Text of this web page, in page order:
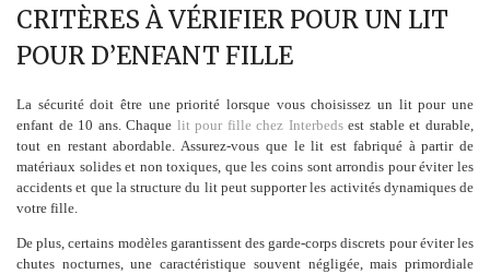
CRITÈRES À VÉRIFIER POUR UN LIT
POUR D’ENFANT FILLE
La sécurité doit être une priorité lorsque vous choisissez un lit pour une
enfant de 10 ans. Chaque lit pour fille chez Interbedsest stable et durable,
tout en restant abordable. Assurez-vous que le lit est fabriqué à partir de
matériaux solides et non toxiques, que les coins sont arrondis pour éviter les
accidents et que la structure du lit peut supporter les activités dynamiques de
votre fille.
De plus, certains modèles garantissent des garde-corps discrets pour éviter les
chutes nocturnes, une caractéristique souvent négligée, mais primordiale